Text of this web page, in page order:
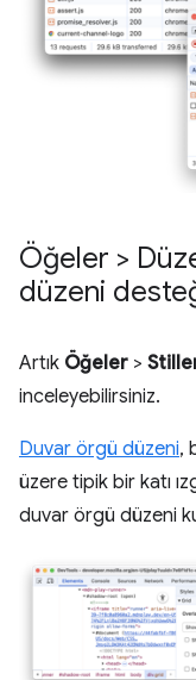
Öğeler >
düzeni
Artık Öğeler >
inceleyebilirsiniz.
Duvar örgü düzeni,
üzere tipik bir katı
duvar örgü düzeni